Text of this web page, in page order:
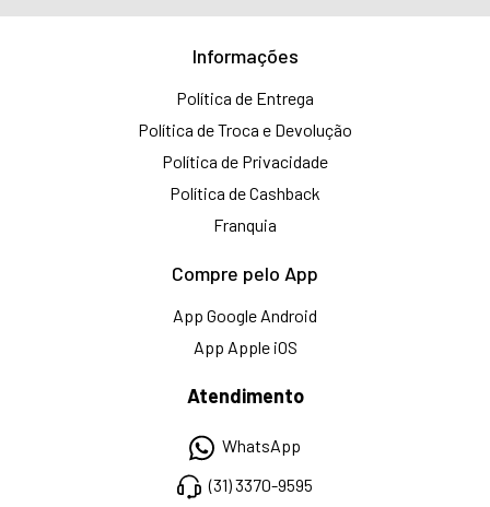
Informações
Política de Entrega
Política de Troca e Devolução
Política de Privacidade
Política de Cashback
Franquia
Compre pelo App
App Google Android
App Apple iOS
Atendimento
WhatsApp
(31) 3370-9595